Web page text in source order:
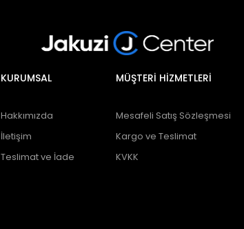
KURUMSAL
Hakkımızda
İletişim
Teslimat ve İade
MÜŞTERİ HİZMETLERİ
Mesafeli Satış Sözleşmesi
Kargo ve Teslimat
KVKK